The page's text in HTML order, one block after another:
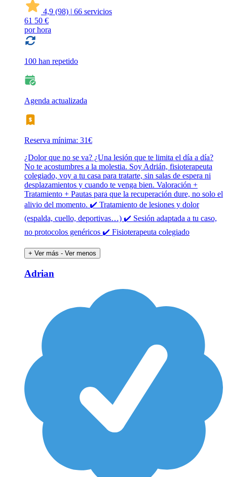
4,9 (98) | 66 servicios
61 50 €
por hora
100 han repetido
Agenda actualizada
Reserva mínima: 31€
¿Dolor que no se va? ¿Una lesión que te limita el día a día?
No te acostumbres a la molestia. Soy Adrián, fisioterapeuta
colegiado, voy a tu casa para tratarte, sin salas de espera ni
desplazamientos y cuando te venga bien. Valoración +
Tratamiento + Pautas para que la recuperación dure, no solo el
alivio del momento. ✔️ Tratamiento de lesiones y dolor
(espalda, cuello, deportivas…) ✔️ Sesión adaptada a tu caso,
no protocolos genéricos ✔️ Fisioterapeuta colegiado
+ Ver más - Ver menos
Adrian